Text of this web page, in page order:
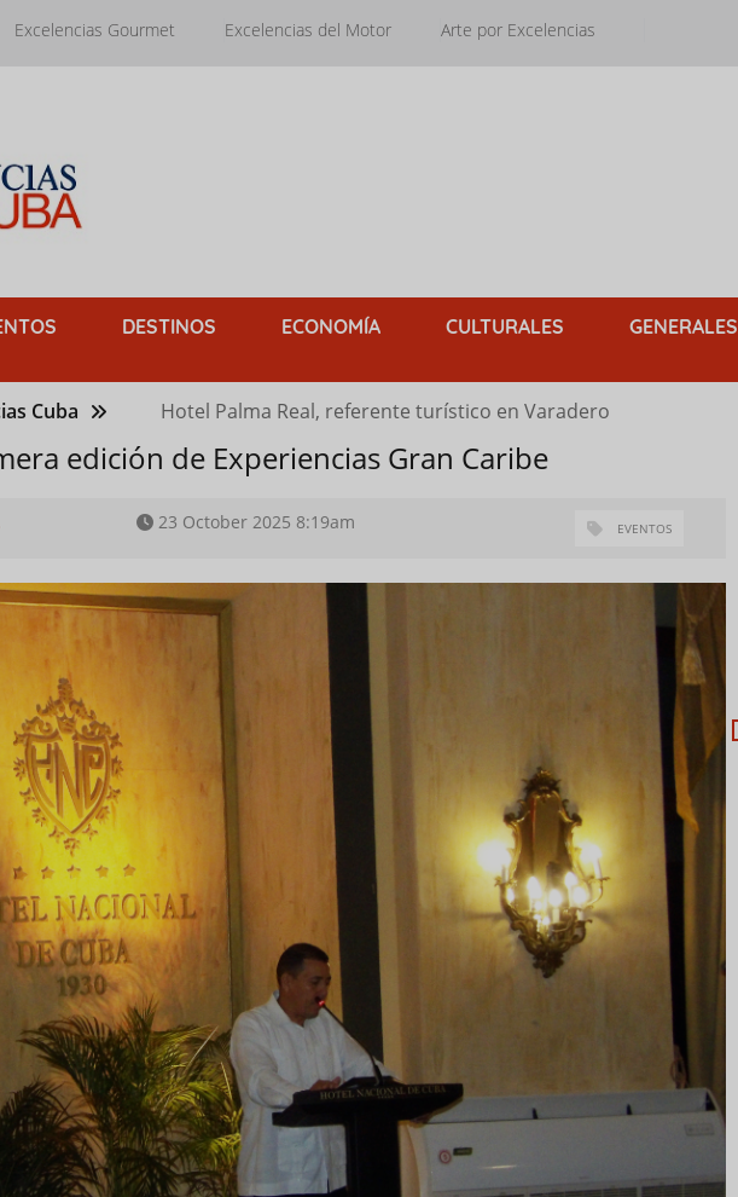
Excelencias Gourmet Excelencias del Motor Arte por Excelencias
DESTINOS ECONOMÍA CULTURALES GENERALES
Cuba Hotel Palma Real, referente turístico en Varadero
edición de Experiencias Gran Caribe
23 October 2025 8:19am EVENTOS